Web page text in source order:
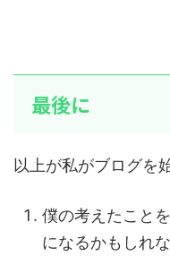
最後に
以上が私がブログを
僕の考えたこと
になるかもしれ